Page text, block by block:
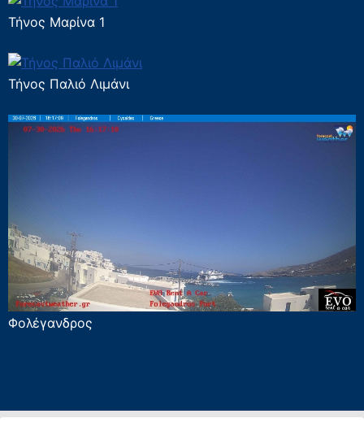
Τήνος Μαρίνα 1
Τήνος Παλιό Λιμάνι
Φολέγανδρος